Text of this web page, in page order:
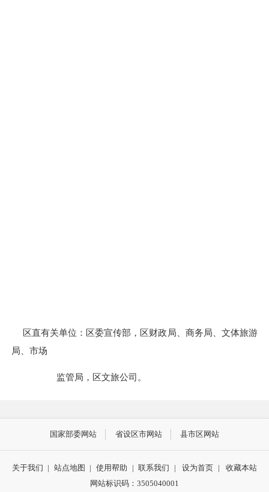
区直有关单位：区委宣传部，区财政局、商务局、文体旅游
局、市场
监管局，区文旅公司。
国家部委网站 省设区市网站 县市区网站
关于我们 | 站点地图 | 使用帮助 | 联系我们 | 设为首页 |
收藏本站
网站标识码：3505040001